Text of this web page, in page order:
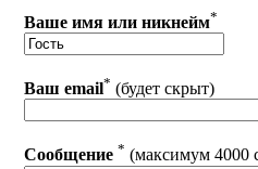
Ваше имя или никнейм*
Ваш email* (будет скрыт)
Сообщение * (максимум 4000